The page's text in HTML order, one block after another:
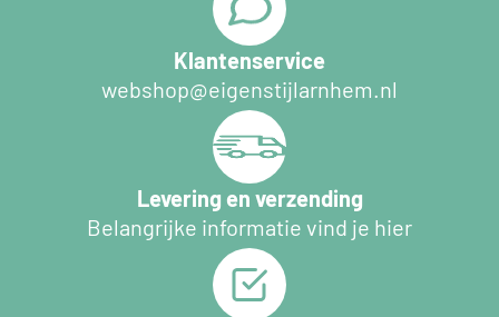
Klantenservice
webshop@eigenstijlarnhem.nl
Levering en verzending
Belangrijke informatie vind je hier